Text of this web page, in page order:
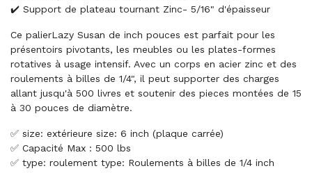
✔️ Support de plateau tournant Zinc- 5/16" d'épaisseur
Ce palierLazy Susan de inch pouces est parfait pour les
présentoirs pivotants, les meubles ou les plates-formes
rotatives à usage intensif. Avec un corps en acier zinc et des
roulements à billes de 1/4", il peut supporter des charges
allant jusqu'à 500 livres et soutenir des pieces montées de 15
à 30 pouces de diamètre.
✅ size: extérieure size: 6 inch (plaque carrée)
✅ Capacité Max : 500 lbs
✅ type: roulement type: Roulements à billes de 1/4 inch